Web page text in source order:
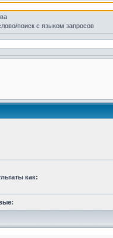
поиск с языком запросов
как: